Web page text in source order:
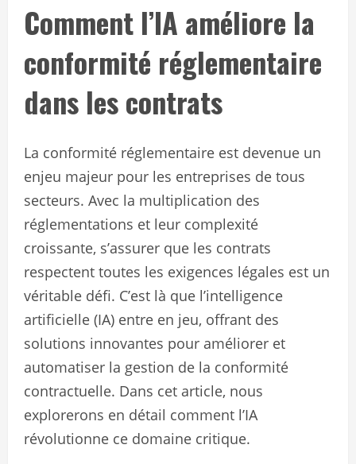
Comment l’IA améliore la
conformité réglementaire
dans les contrats
La conformité réglementaire est devenue un
enjeu majeur pour les entreprises de tous
secteurs. Avec la multiplication des
réglementations et leur complexité
croissante, s’assurer que les contrats
respectent toutes les exigences légales est un
véritable défi. C’est là que l’intelligence
artificielle (IA) entre en jeu, offrant des
solutions innovantes pour améliorer et
automatiser la gestion de la conformité
contractuelle. Dans cet article, nous
explorerons en détail comment l’IA
révolutionne ce domaine critique.